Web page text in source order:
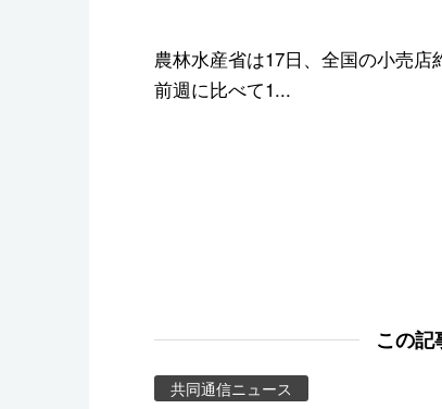
農林水産省は17日、全国の小売
前週に比べて1...
この記
共同通信ニュース